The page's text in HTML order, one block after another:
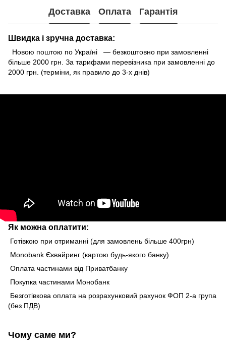
Доставка Оплата Гарантія
Швидка і зручна доставка:
Новою поштою по Україні — безкоштовно при замовленні
більше 2000 грн. За тарифами перевізника при замовленні до
2000 грн. (терміни, як правило до 3-х днів)
Як можна оплатити:
Готівкою при отриманні (для замовлень більше 400грн)
Monobank Єквайринг (картою будь-якого банку)
Оплата частинами від Приватбанку
Покупка частинами Монобанк
Безготівкова оплата на розрахунковий рахунок ФОП 2-а група
(без ПДВ)
Чому саме ми?